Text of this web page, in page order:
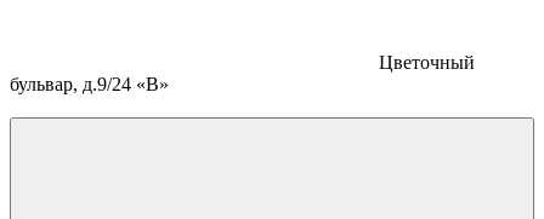
Цветочный
бульвар, д.9/24 «В»